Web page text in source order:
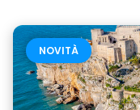
NOVITÀ